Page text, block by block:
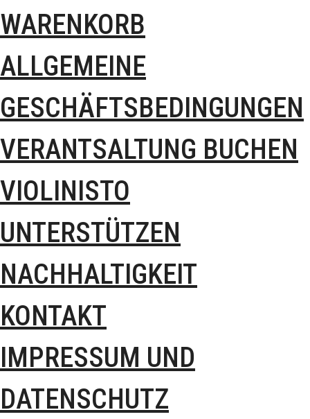
WARENKORB
ALLGEMEINE
GESCHÄFTSBEDINGUNGEN
VERANTSALTUNG BUCHEN
VIOLINISTO
UNTERSTÜTZEN
NACHHALTIGKEIT
KONTAKT
IMPRESSUM UND
DATENSCHUTZ